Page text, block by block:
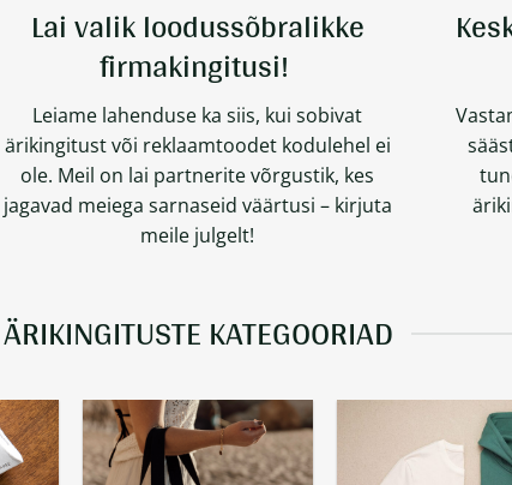
Lai valik loodussõbralikke
firmakingitusi!
Leiame lahenduse ka siis, kui sobivat
ärikingitust või reklaamtoodet kodulehel ei
ole. Meil on lai partnerite võrgustik, kes
jagavad meiega sarnaseid väärtusi – kirjuta
meile julgelt!
ÄRIKINGITUSTE KATEGOORIAD